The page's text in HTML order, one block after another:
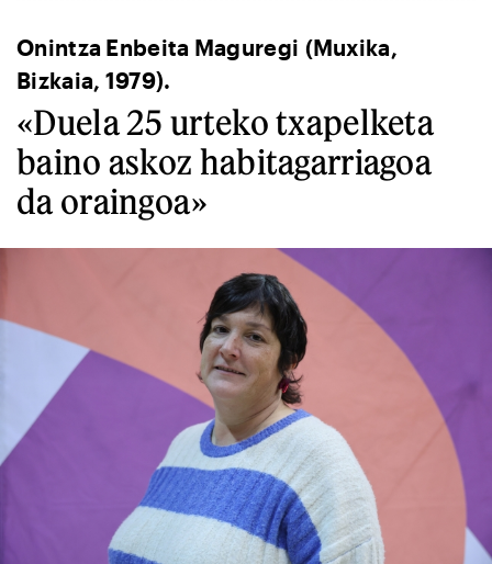
Onintza Enbeita Maguregi (Muxika,
Bizkaia, 1979).
«Duela 25 urteko txapelketa
baino askoz habitagarriagoa
da oraingoa»